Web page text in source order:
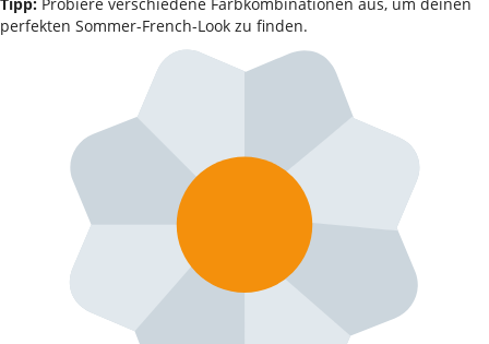
perfekten Sommer-French-Look zu finden.